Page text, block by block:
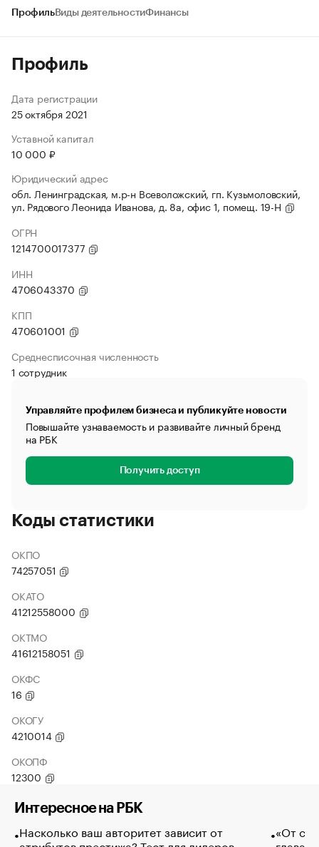
ПрофильВиды деятельностиФинансы
Профиль
Дата регистрации
25 октября 2021
Уставной капитал
10 000 ₽
Юридический адрес
обл. Ленинградская, м.р-н Всеволожский, гп. Кузьмоловский,
ул. Рядового Леонида Иванова, д. 8а, офис 1, помещ. 19-Н
ОГРН
1214700017377
ИНН
4706043370
КПП
470601001
Среднесписочная численность
1 сотрудник
Управляйте профилем бизнеса и публикуйте новости
Повышайте узнаваемость и развивайте личный бренд
на РБК
Получить доступ
Коды статистики
ОКПО
74257051
ОКАТО
41212558000
ОКТМО
41612158051
ОКФС
16
ОКОГУ
4210014
ОКОПФ
12300
Интересное на РБК
Насколько ваш авторитет зависит от
«От